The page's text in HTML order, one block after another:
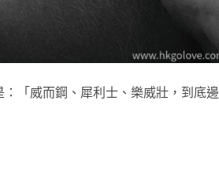
「威而鋼、犀利士、樂威壯，到底邊